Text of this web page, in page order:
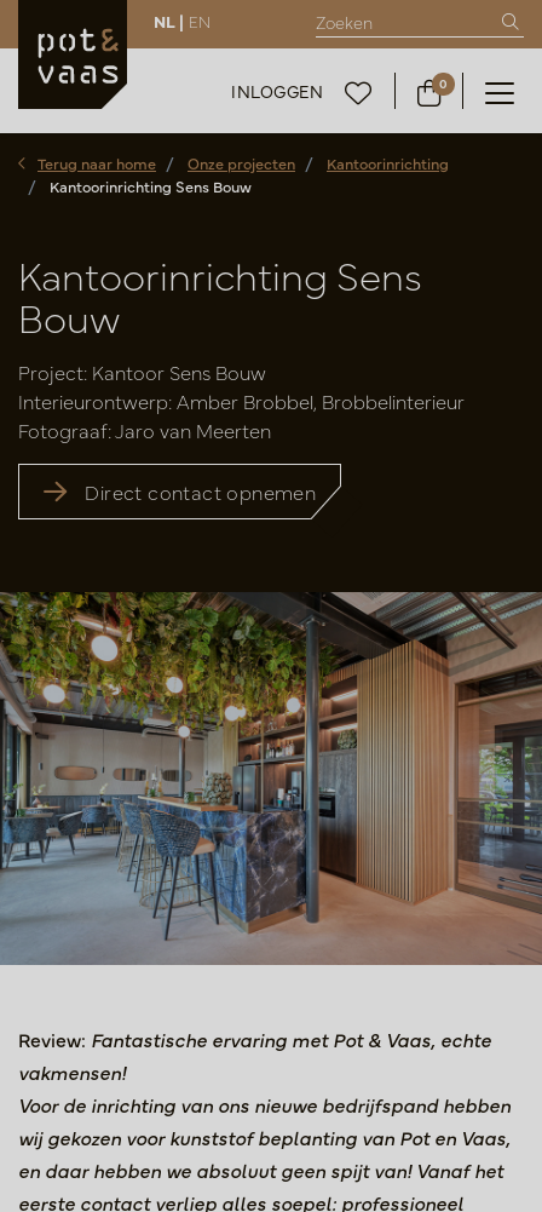
NL | EN
INLOGGEN 0
Terug naar home Onze projecten
Kantoorinrichting
Kantoorinrichting Sens Bouw
Kantoorinrichting Sens
Bouw
Project: Kantoor Sens Bouw
Interieurontwerp: Amber Brobbel, Brobbelinterieur
Fotograaf: Jaro van Meerten
Direct contact opnemen
Review: Fantastische ervaring met Pot & Vaas, echte
vakmensen!
Voor de inrichting van ons nieuwe bedrijfspand hebben
wij gekozen voor kunststof beplanting van Pot en Vaas,
en daar hebben we absoluut geen spijt van! Vanaf het
eerste contact verliep alles soepel: professioneel